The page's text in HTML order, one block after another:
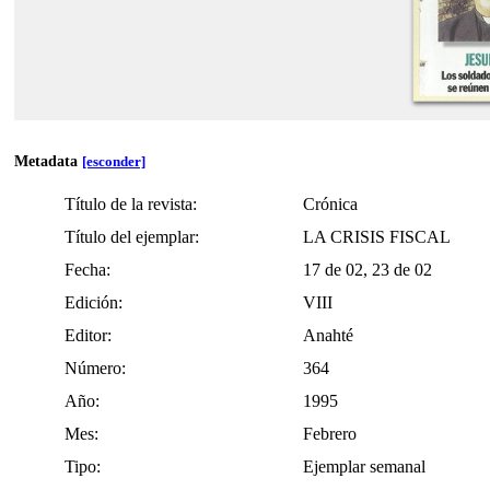
Metadata [esconder]
Título de la revista:
Crónica
Título del ejemplar:
LA CRISIS FISCAL
Fecha:
17 de 02, 23 de 02
Edición:
VIII
Editor:
Anahté
Número:
364
Año:
1995
Mes:
Febrero
Tipo:
Ejemplar semanal